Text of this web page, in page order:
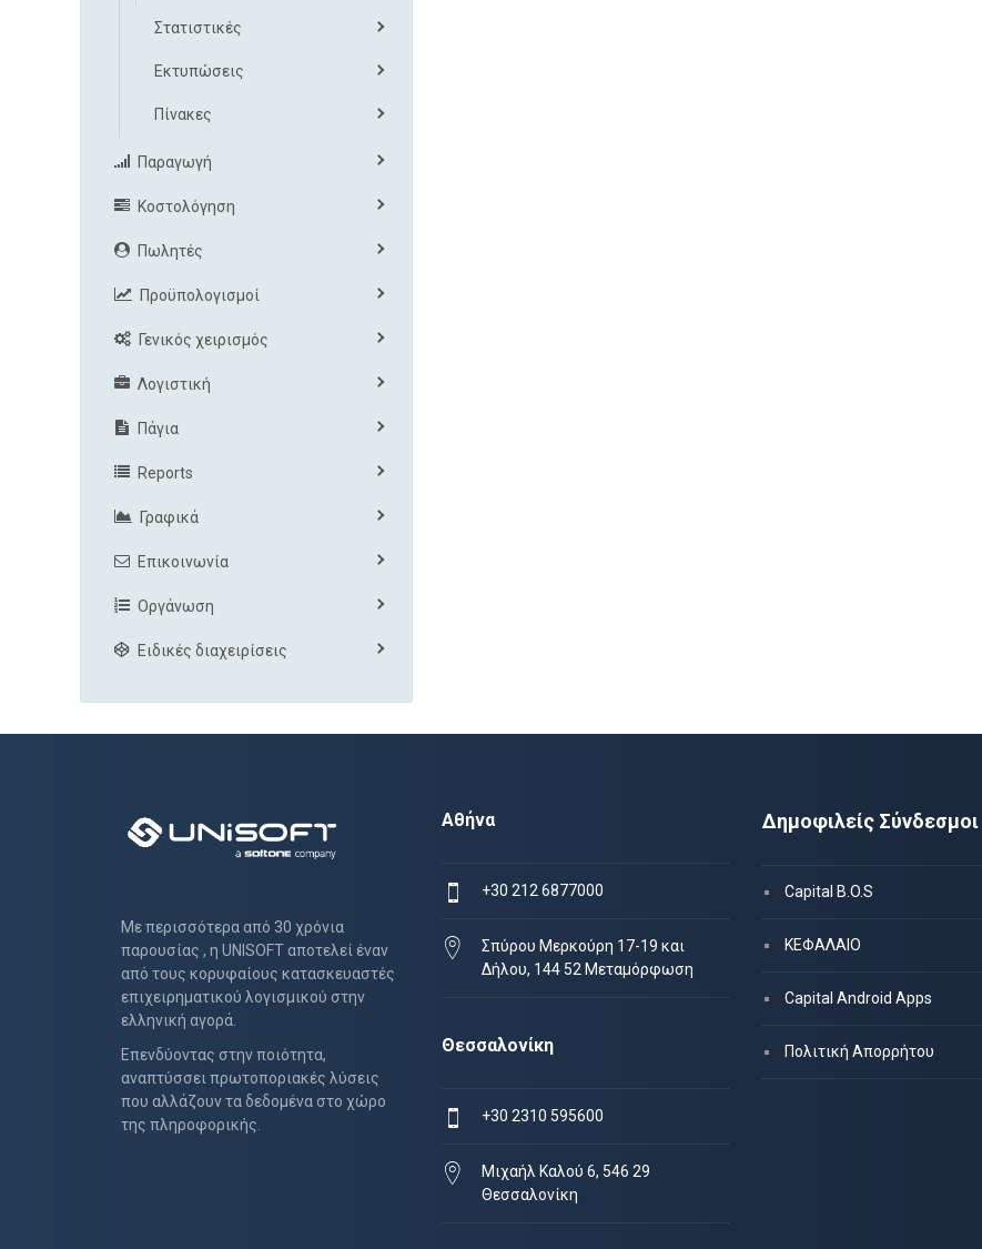
Στατιστικές
Εκτυπώσεις
Πίνακες
Παραγωγή
Κοστολόγηση
Πωλητές
Προϋπολογισμοί
Γενικός χειρισμός
Λογιστική
Πάγια
Reports
Γραφικά
Επικοινωνία
Οργάνωση
Ειδικές διαχειρίσεις
Με περισσότερα από 30 χρόνια
παρουσίας , η UNISOFT αποτελεί έναν
από τους κορυφαίους κατασκευαστές
επιχειρηματικού λογισμικού στην
ελληνική αγορά.
Επενδύοντας στην ποιότητα,
αναπτύσσει πρωτοποριακές λύσεις
που αλλάζουν τα δεδομένα στο χώρο
της πληροφορικής.
Αθήνα
+30 212 6877000
Σπύρου Μερκούρη 17-19 και
Δήλου, 144 52 Μεταμόρφωση
Θεσσαλονίκη
+30 2310 595600
Μιχαήλ Καλού 6, 546 29
Θεσσαλονίκη
Δημοφιλείς Σύνδεσμοι
Capital B.O.S
ΚΕΦΑΛΑΙΟ
Capital Android Apps
Πολιτική Απορρήτου